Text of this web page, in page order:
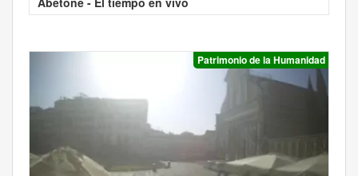
Patrimonio de la Humanidad